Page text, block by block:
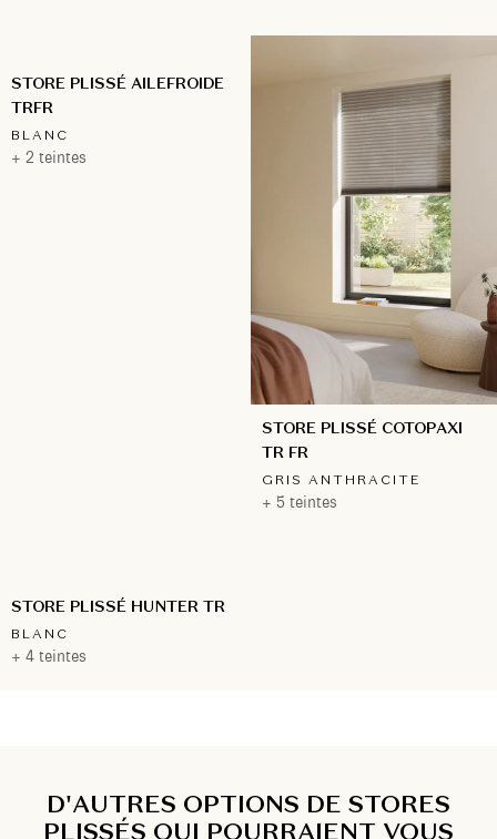
STORE PLISSÉ AILEFROIDE
TRFR
BLANC
+ 2 teintes
STORE PLISSÉ COTOPAXI
TR FR
GRIS ANTHRACITE
+ 5 teintes
STORE PLISSÉ HUNTER TR
BLANC
+ 4 teintes
D'AUTRES OPTIONS DE STORES
PLISSÉS QUI POURRAIENT VOUS